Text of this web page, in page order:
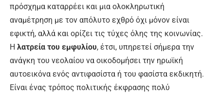
πρόσχημα καταρρέει και μια ολοκληρωτική
αναμέτρηση με τον απόλυτο εχθρό όχι μόνον είναι
εφικτή, αλλά και ορίζει τις τύχες όλης της κοινωνίας.
Η λατρεία του εμφυλίου, έτσι, υπηρετεί σήμερα την
ανάγκη του νεολαίου να οικοδομήσει την ηρωϊκή
αυτοεικόνα ενός αντιφασίστα ή του φασίστα εκδικητή.
Είναι ένας τρόπος πολιτικής έκφρασης πολύ